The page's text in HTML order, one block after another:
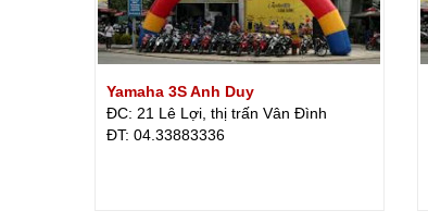
Yamaha 3S Anh Duy
ĐC: 21 Lê Lợi, thị trấn Vân Đình
ÐT: 04.33883336